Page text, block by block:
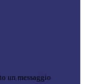
un messaggio